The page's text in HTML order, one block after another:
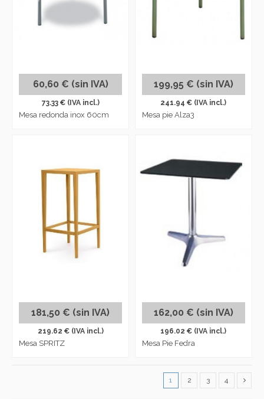
60,60 € (sin IVA)
73.33 € (IVA incl.)
Mesa redonda inox 60cm
199,95 € (sin IVA)
241.94 € (IVA incl.)
Mesa pie Alza3
181,50 € (sin IVA)
219.62 € (IVA incl.)
Mesa SPRITZ
162,00 € (sin IVA)
196.02 € (IVA incl.)
Mesa Pie Fedra
1 2 3 4